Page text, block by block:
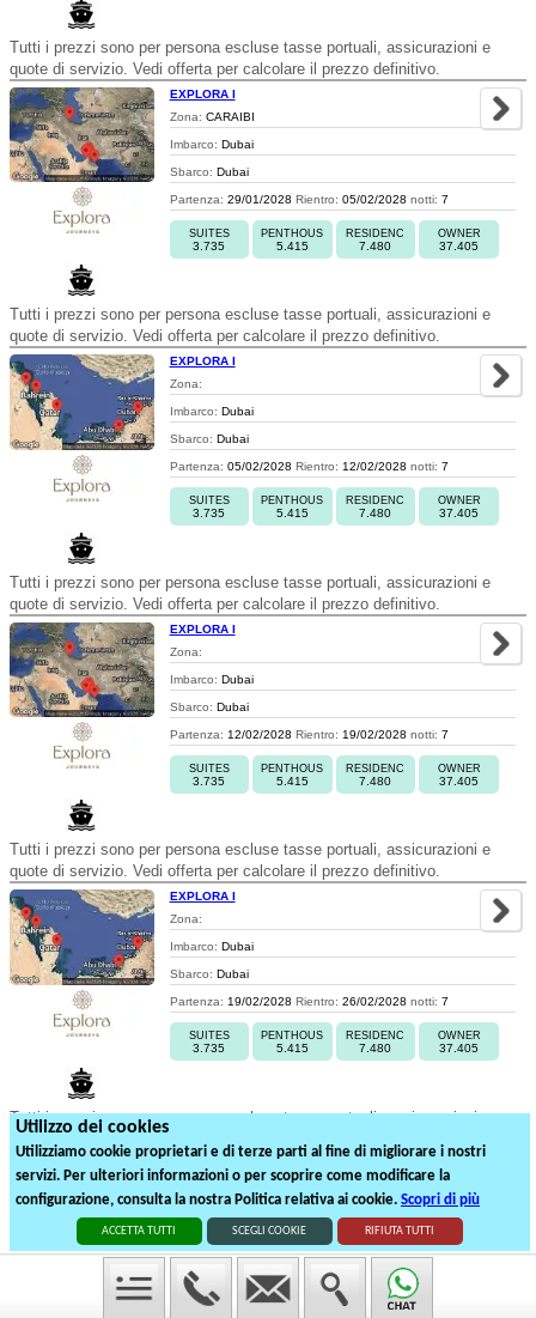
Utilizzo dei cookies
Utilizziamo cookie proprietari e di terze parti al fine di migliorare i nostri
servizi. Per ulteriori informazioni o per scoprire come modificare la
configurazione, consulta la nostra Politica relativa ai cookie. Scopri di più
ACCETTA TUTTI SCEGLI COOKIE RIFIUTA TUTTI
Tutti i prezzi sono per persona escluse tasse portuali, assicurazioni e
quote di servizio. Vedi offerta per calcolare il prezzo definitivo.
EXPLORA I
Zona: CARAIBI
Imbarco: Dubai
Sbarco: Dubai
Partenza: 29/01/2028 Rientro: 05/02/2028 notti: 7
SUITES
3.735
PENTHOUS
5.415
RESIDENC
7.480
OWNER
37.405
Tutti i prezzi sono per persona escluse tasse portuali, assicurazioni e
quote di servizio. Vedi offerta per calcolare il prezzo definitivo.
EXPLORA I
Zona:
Imbarco: Dubai
Sbarco: Dubai
Partenza: 05/02/2028 Rientro: 12/02/2028 notti: 7
SUITES
3.735
PENTHOUS
5.415
RESIDENC
7.480
OWNER
37.405
Tutti i prezzi sono per persona escluse tasse portuali, assicurazioni e
quote di servizio. Vedi offerta per calcolare il prezzo definitivo.
EXPLORA I
Zona:
Imbarco: Dubai
Sbarco: Dubai
Partenza: 12/02/2028 Rientro: 19/02/2028 notti: 7
SUITES
3.735
PENTHOUS
5.415
RESIDENC
7.480
OWNER
37.405
Tutti i prezzi sono per persona escluse tasse portuali, assicurazioni e
quote di servizio. Vedi offerta per calcolare il prezzo definitivo.
EXPLORA I
Zona:
Imbarco: Dubai
Sbarco: Dubai
Partenza: 19/02/2028 Rientro: 26/02/2028 notti: 7
SUITES
3.735
PENTHOUS
5.415
RESIDENC
7.480
OWNER
37.405
Tutti i prezzi sono per persona escluse tasse portuali, assicurazioni e
1 2 3 4 5 6 7 8 9
178partenze suddivise in9pagine